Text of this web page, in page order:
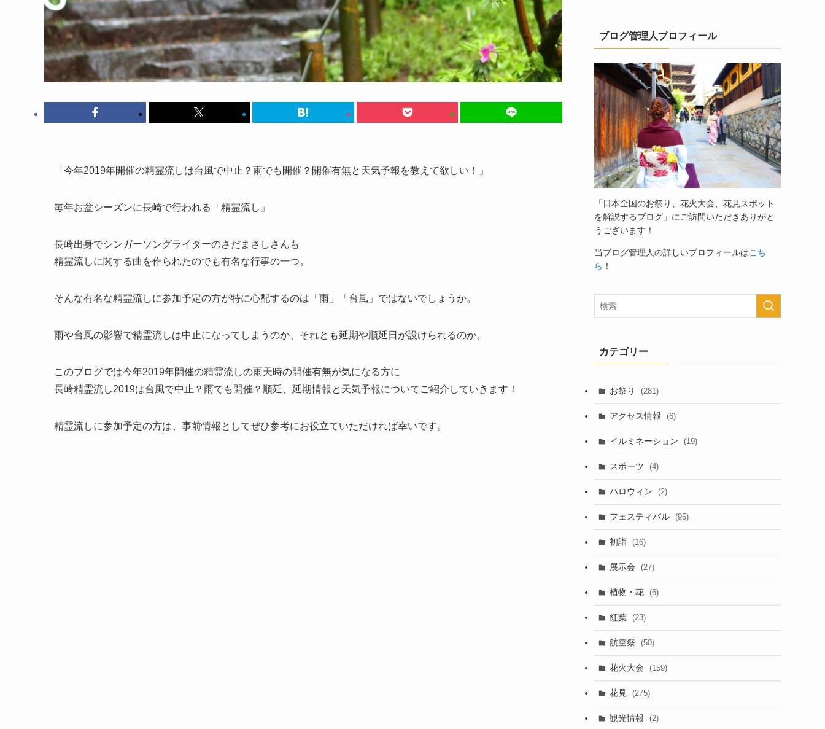
「今年2019年開催の精霊流しは台風で中止？雨でも開催？開催有無と天気予報を教えて欲しい！」
毎年お盆シーズンに長崎で行われる 「精霊流し」
長崎出身でシンガーソングライターのさだまさしさんも
精霊流しに関する曲を作られたのでも有名な行事の一つ。
そんな有名な精霊流しに参加予定の方が特に心配するのは「雨」「台風」ではないでしょうか。
雨や台風の影響で精霊流しは中止になってしまうのか、それとも延期や順延日が設けられるのか。
このブログでは今年2019年開催の精霊流しの雨天時の開催有無が気になる方に
長崎精霊流し2019は台風で中止？雨でも開催？順延、延期情報と天気予報についてご紹介していきます！
精霊流しに参加予定の方は、事前情報としてぜひ参考にお役立ていただければ幸いです。
ブログ管理人プロフィール
「日本全国のお祭り、花火大会、花見スポット
を解説するブログ」 にご訪問いただきありがと
うございます！
当ブログ管理人の詳しいプロフィールはこち
ら ！
カテゴリー
お祭り (281)
アクセス情報 (6)
イルミネーション (19)
スポーツ (4)
ハロウィン (2)
フェスティバル (95)
初詣 (16)
展示会 (27)
植物・花 (6)
紅葉 (23)
航空祭 (50)
花火大会 (159)
花見 (275)
観光情報 (2)